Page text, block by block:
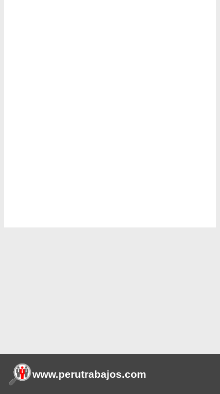
www.perutrabajos.com